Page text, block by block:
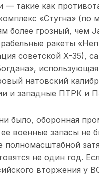
— такие как
«Стугна» (по
более грозный, чем
ракеты
советской Х-35),
использующая
натовский
и западные ПТРК и
было, оборонная
военные запасы не
полномасштабной
не один год.
вторжения у